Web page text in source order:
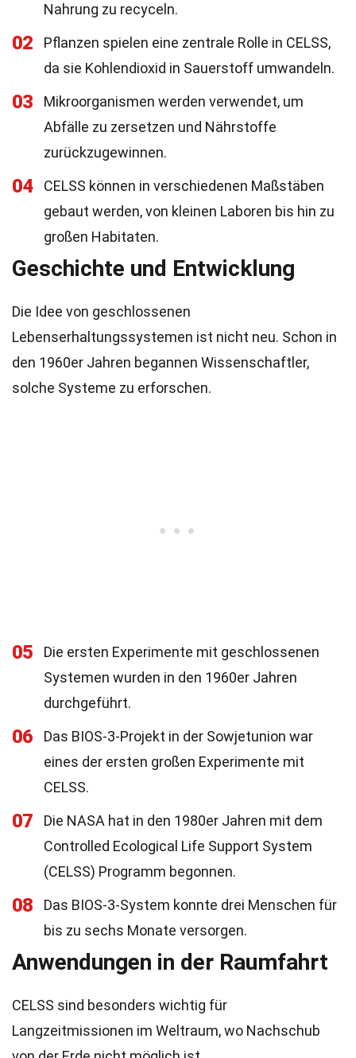
Nahrung zu recyceln.
02
Pflanzen spielen eine zentrale Rolle in CELSS,
da sie Kohlendioxid in Sauerstoff umwandeln.
03
Mikroorganismen werden verwendet, um
Abfälle zu zersetzen und Nährstoffe
zurückzugewinnen.
04
CELSS können in verschiedenen Maßstäben
gebaut werden, von kleinen Laboren bis hin zu
großen Habitaten.
Geschichte und Entwicklung
Die Idee von geschlossenen
Lebenserhaltungssystemen ist nicht neu. Schon in
den 1960er Jahren begannen Wissenschaftler,
solche Systeme zu erforschen.
05
Die ersten Experimente mit geschlossenen
Systemen wurden in den 1960er Jahren
durchgeführt.
06
Das BIOS-3-Projekt in der Sowjetunion war
eines der ersten großen Experimente mit
CELSS.
07
Die NASA hat in den 1980er Jahren mit dem
Controlled Ecological Life Support System
(CELSS) Programm begonnen.
08
Das BIOS-3-System konnte drei Menschen für
bis zu sechs Monate versorgen.
Anwendungen in der Raumfahrt
CELSS sind besonders wichtig für
Langzeitmissionen im Weltraum, wo Nachschub